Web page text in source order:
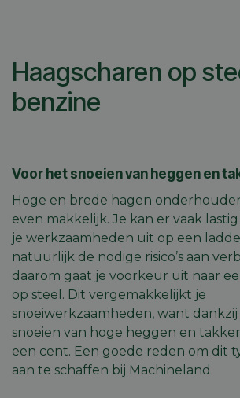
Haagscharen op
benzine
Voor het snoeien van heggen en
Hoge en brede hagen
even makkelijk. Je kan er vaak
je werkzaamheden uit op een
natuurlijk de nodige risico’s aan
daarom gaat je voorkeur uit naar
op steel. Dit vergemakkelijkt je
snoeiwerkzaamheden, want dankzij
snoeien van hoge heggen en
een cent. Een goede reden om dit
aan te schaffen bij Machineland.